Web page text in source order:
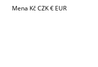
Mena KčCZK€ EUR